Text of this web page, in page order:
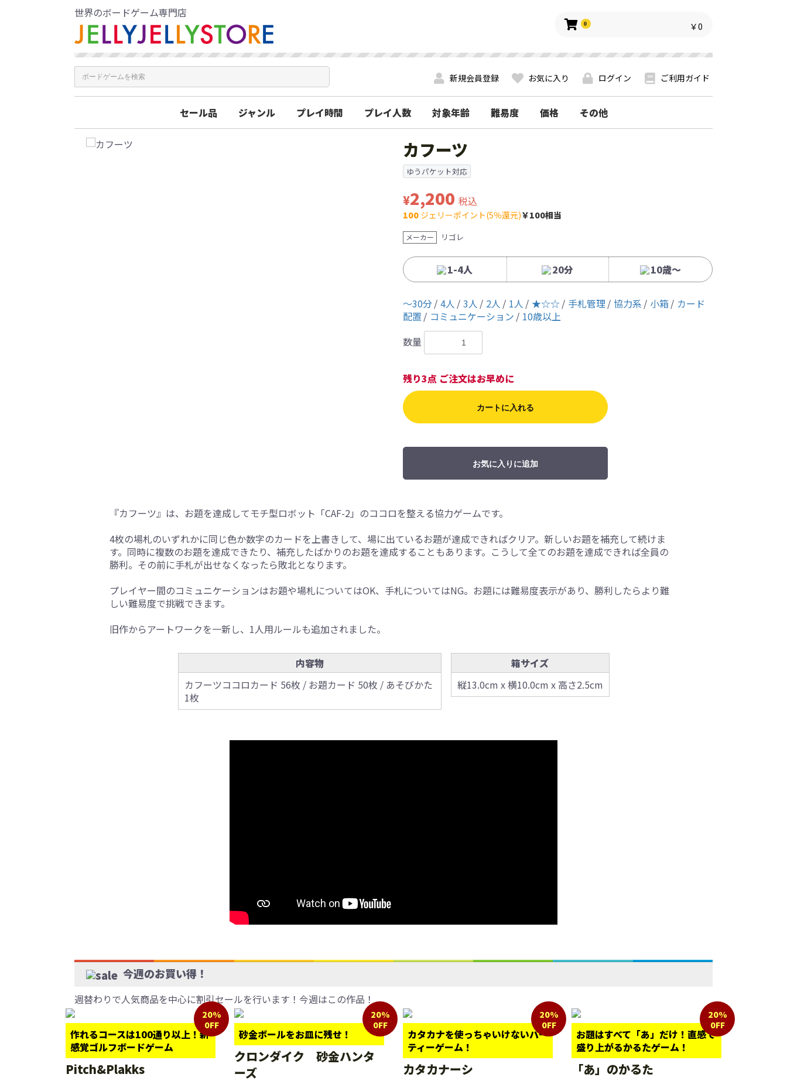
世界のボードゲーム専門店
0 ￥0
新規会員登録 お気に入り ログイン ご利用ガイド
セール品 ジャンル プレイ時間 プレイ人数 対象年齢 難易度 価格 その他
カフーツ
ゆうパケット対応
¥2,200 税込
100 ジェリーポイント(5％還元)￥100相当
メーカー リゴレ
1-4人 20分 10歳〜
〜30分 4人 3人 2人 1人 ★☆☆ 手札管理 協力系 小箱
カード
配置
コミュニケーション
10歳以上
数量
残り3点 ご注文はお早めに
カートに入れる
お気に入りに追加
『カフーツ』は、お題を達成してモチ型ロボット「CAF-2」のココロを整える協力ゲームです。
4枚の場札のいずれかに同じ色か数字のカードを上書きして、場に出ているお題が達成できればクリア。新しいお題を補充して続けま
す。同時に複数のお題を達成できたり、補充したばかりのお題を達成することもあります。こうして全てのお題を達成できれば全員の
勝利。その前に手札が出せなくなったら敗北となります。
プレイヤー間のコミュニケーションはお題や場札についてはOK、手札についてはNG。お題には難易度表示があり、勝利したらより難
しい難易度で挑戦できます。
旧作からアートワークを一新し、1人用ルールも追加されました。
内容物
カフーツココロカード 56枚 / お題カード 50枚 / あそびかた
1枚
箱サイズ
縦13.0cm x 横10.0cm x 高さ2.5cm
今週のお買い得！
週替わりで人気商品を中心に割引セールを行います！今週はこの作品！
作れるコースは100通り以上！新
感覚ゴルフボードゲーム
20%
0FF
Pitch&Plakks
砂金ボールをお皿に残せ！
20%
0FF
クロンダイク 砂金ハンタ
ーズ
カタカナを使っちゃいけないパー
ティーゲーム！
20%
0FF
カタカナーシ
お題はすべて「あ」だけ！直感で
盛り上がるかるたゲーム！
20%
0FF
「あ」のかるた